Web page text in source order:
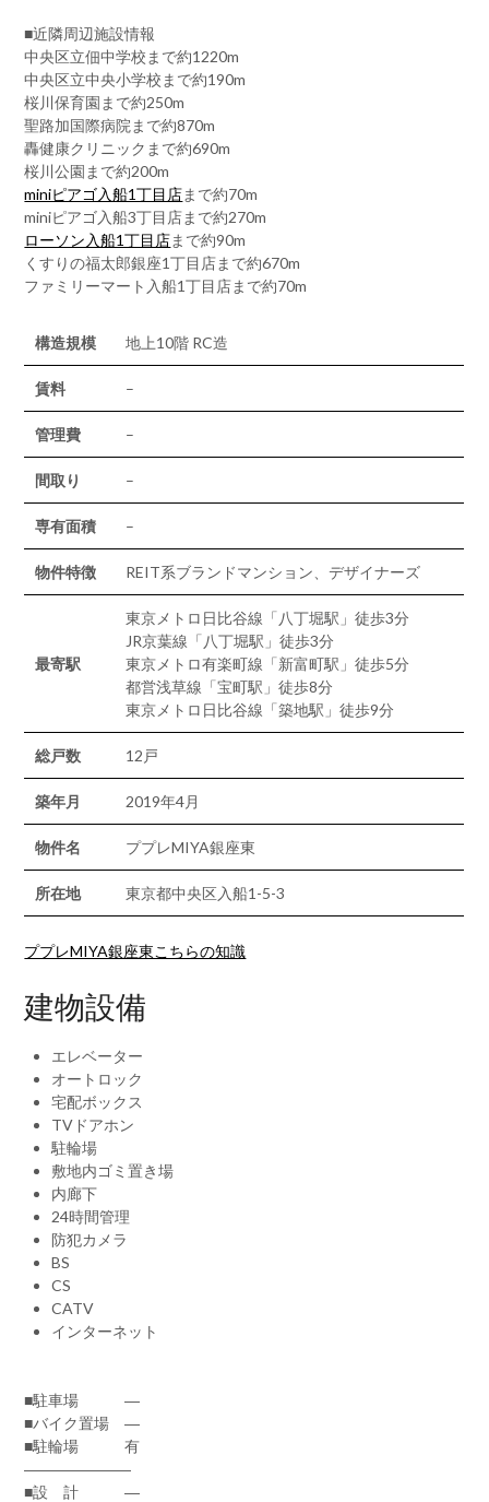
■近隣周辺施設情報
中央区立佃中学校まで約1220m
中央区立中央小学校まで約190m
桜川保育園まで約250m
聖路加国際病院まで約870m
轟健康クリニックまで約690m
桜川公園まで約200m
miniピアゴ入船1丁目店まで約70m
miniピアゴ入船3丁目店まで約270m
ローソン入船1丁目店まで約90m
くすりの福太郎銀座1丁目店まで約670m
ファミリーマート入船1丁目店まで約70m
構造規模 地上10階 RC造
賃料 –
管理費 –
間取り –
専有面積 –
物件特徴 REIT系ブランドマンション、デザイナーズ
最寄駅
東京メトロ日比谷線「八丁堀駅」徒歩3分
JR京葉線「八丁堀駅」徒歩3分
東京メトロ有楽町線「新富町駅」徒歩5分
都営浅草線「宝町駅」徒歩8分
東京メトロ日比谷線「築地駅」徒歩9分
総戸数 12戸
築年月 2019年4月
物件名 ププレMIYA銀座東
所在地 東京都中央区入船1-5-3
ププレMIYA銀座東こちらの知識
建物設備
エレベーター
オートロック
宅配ボックス
TVドアホン
駐輪場
敷地内ゴミ置き場
内廊下
24時間管理
防犯カメラ
BS
CS
CATV
インターネット
■駐車場 ―
■バイク置場 ―
■駐輪場 有
―――――――
■設 計 ―